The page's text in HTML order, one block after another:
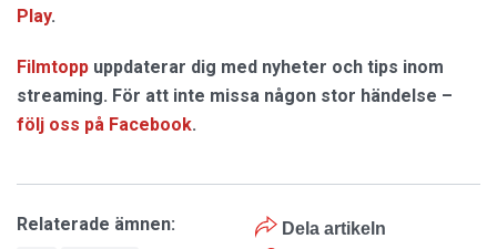
Play.
Filmtopp uppdaterar dig med nyheter och tips inom
streaming. För att inte missa någon stor händelse –
följ oss på Facebook.
Dela artikeln
Relaterade ämnen: